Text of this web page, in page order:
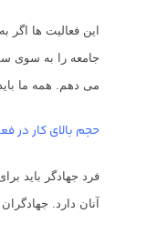
این فعالیت ها اگر
جامعه را به سوی
می دهم. همه ما
حجم بالای کار در
فرد جهادگر باید
آنان دارد.